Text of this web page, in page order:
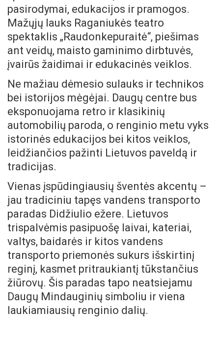
pasirodymai, edukacijos ir pramogos.
Mažųjų lauks Raganiukės teatro
spektaklis „Raudonkepuraitė“, piešimas
ant veidų, maisto gaminimo dirbtuvės,
įvairūs žaidimai ir edukacinės veiklos.
Ne mažiau dėmesio sulauks ir technikos
bei istorijos mėgėjai. Daugų centre bus
eksponuojama retro ir klasikinių
automobilių paroda, o renginio metu vyks
istorinės edukacijos bei kitos veiklos,
leidžiančios pažinti Lietuvos paveldą ir
tradicijas.
Vienas įspūdingiausių šventės akcentų –
jau tradiciniu tapęs vandens transporto
paradas Didžiulio ežere. Lietuvos
trispalvėmis pasipuošę laivai, kateriai,
valtys, baidarės ir kitos vandens
transporto priemonės sukurs išskirtinį
reginį, kasmet pritraukiantį tūkstančius
žiūrovų. Šis paradas tapo neatsiejamu
Daugų Mindauginių simboliu ir viena
laukiamiausių renginio dalių.